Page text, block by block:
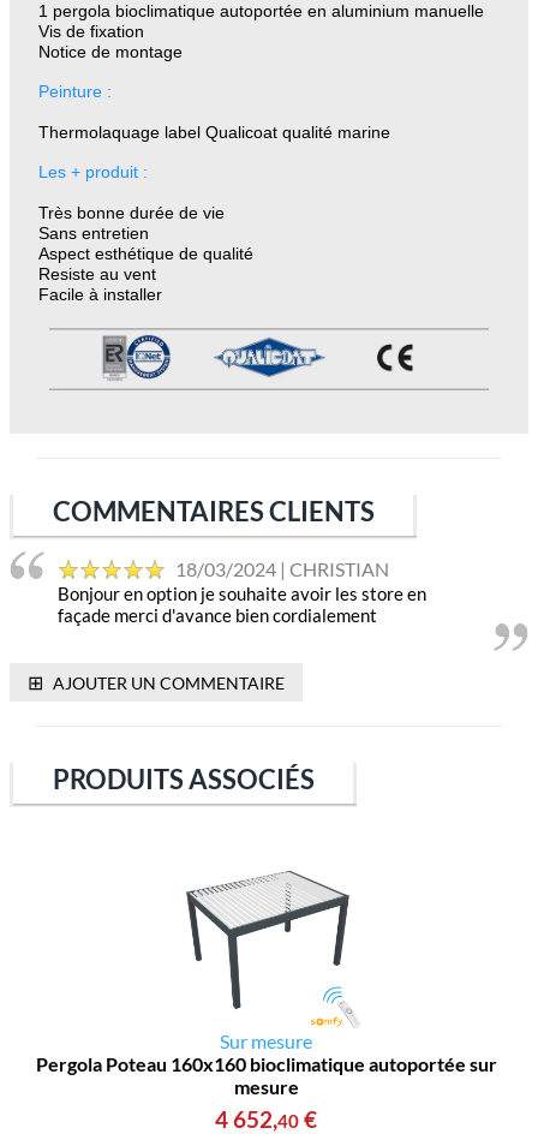
1 pergola bioclimatique autoportée en aluminium manuelle
Vis de fixation
Notice de montage
Peinture :
Thermolaquage label Qualicoat qualité marine
Les + produit :
Très bonne durée de vie
Sans entretien
Aspect esthétique de qualité
Resiste au vent
Facile à installer
COMMENTAIRES CLIENTS
18/03/2024 | CHRISTIAN
Bonjour en option je souhaite avoir les store en
façade merci d'avance bien cordialement
⊞ AJOUTER UN COMMENTAIRE
PRODUITS ASSOCIÉS
Sur mesure
Pergola Poteau 160x160 bioclimatique autoportée sur
mesure
4 652,40 €